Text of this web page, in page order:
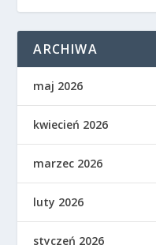
ARCHIWA
maj 2026
kwiecień 2026
marzec 2026
luty 2026
styczeń 2026